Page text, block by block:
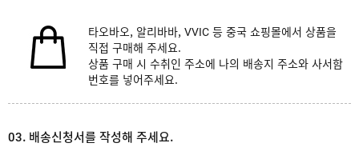
타오바오, 알리바바, VVIC 등 중국 쇼핑몰에서 상품을
직접 구매해 주세요.
상품 구매 시 수취인 주소에 나의 배송지 주소와 사서함
번호를 넣어주세요.
03. 배송신청서를 작성해 주세요.